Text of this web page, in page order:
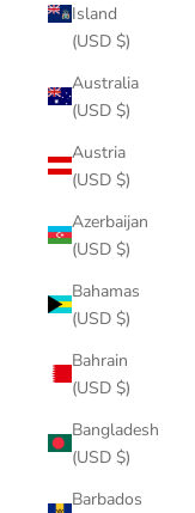
Island
(USD $)
Australia
(USD $)
Austria
(USD $)
Azerbaijan
(USD $)
Bahamas
(USD $)
Bahrain
(USD $)
Bangladesh
(USD $)
Barbados